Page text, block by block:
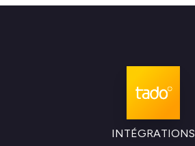
INTÉGRATIONS